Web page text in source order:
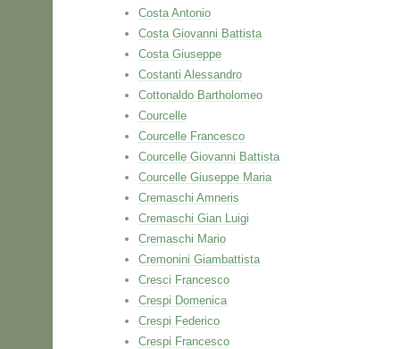
Costa Antonio
Costa Giovanni Battista
Costa Giuseppe
Costanti Alessandro
Cottonaldo Bartholomeo
Courcelle
Courcelle Francesco
Courcelle Giovanni Battista
Courcelle Giuseppe Maria
Cremaschi Amneris
Cremaschi Gian Luigi
Cremaschi Mario
Cremonini Giambattista
Cresci Francesco
Crespi Domenica
Crespi Federico
Crespi Francesco